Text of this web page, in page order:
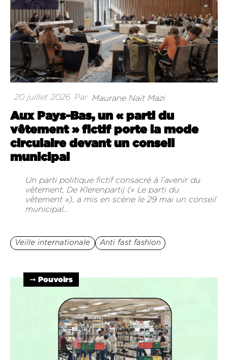
20 juillet 2026 Par Maurane Nait Mazi
Aux Pays-Bas, un « parti du
vêtement » fictif porte la mode
circulaire devant un conseil
municipal
Un parti politique fictif consacré à l’avenir du
vêtement, De Klerenpartij (« Le parti du
vêtement »), a mis en scène le 29 mai un conseil
municipal...
Veille internationale Anti fast fashion
➞ Pouvoirs